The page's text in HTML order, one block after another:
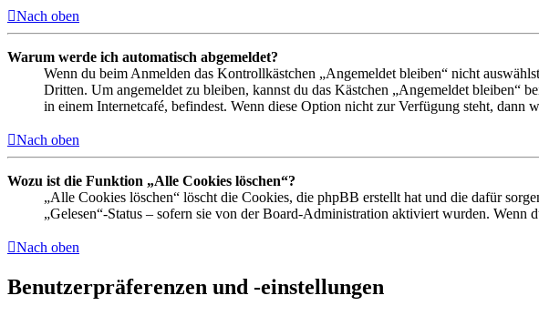
Nach oben
Warum werde ich automatisch abgemeldet?
Wenn du beim Anmelden das Kontrollkästchen „Angemeldet bleiben“ nicht
Dritten. Um angemeldet zu bleiben, kannst du das Kästchen „Angemeldet bleiben“
in einem Internetcafé, befindest. Wenn diese Option nicht zur Verfügung steht, dann
Nach oben
Wozu ist die Funktion „Alle Cookies löschen“?
„Alle Cookies löschen“ löscht die Cookies, die phpBB erstellt hat und die dafür
„Gelesen“-Status – sofern sie von der Board-Administration aktiviert wurden.
Nach oben
Benutzerpräferenzen und -einstellungen